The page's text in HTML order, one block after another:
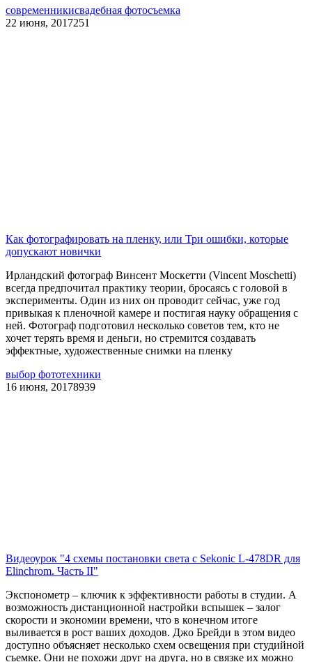
современникисвадебная фотосъемка
22 июня, 2017251
Как фотографировать на пленку, или Три ошибки, которые
допускают новички
Ирландский фотограф Винсент Москетти (Vincent Moschetti)
всегда предпочитал практику теории, бросаясь с головой в
эксперименты. Один из них он проводит сейчас, уже год
привыкая к пленочной камере и постигая науку обращения с
ней. Фотограф подготовил несколько советов тем, кто не
хочет терять время и деньги, но стремится создавать
эффектные, художественные снимки на пленку
выбор фототехники
16 июня, 20178939
Видеоурок "4 схемы постановки света с Sekonic L-478DR для
Elinchrom. Часть II"
Экспонометр – ключик к эффективности работы в студии. А
возможность дистанционной настройки вспышек – залог
скорости и экономии времени, что в конечном итоге
выливается в рост ваших доходов. Джо Брейди в этом видео
доступно объясняет несколько схем освещения при студийной
съемке. Они не похожи друг на друга, но в связке их можно